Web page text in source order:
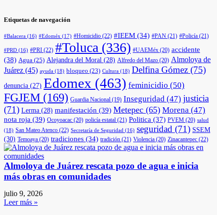
Etiquetas de navegación
#Balacera (16) #Edoméx (17) #Homicidio (22) #IEEM (34) #PAN (21) #Policía (21)
#PRD (16) #PRI (22) #Toluca (336) #UAEMéx (20) accidente
(38) Agua (25) Alejandra del Moral (28) Alfredo del Mazo (20) Almoloya de
Juárez (45) ayuda (18) bloqueo (23) Cultura (18) Delfina Gómez (75)
denuncia (27) Edomex (463) feminicidio (50)
FGJEM (169) Guardia Nacional (19) Inseguridad (47) justicia
(71) Lerma (28) manifestación (39) Metepec (65) Morena (47)
nota roja (39) Ocoyoacac (20) policía estatal (21) Politica (37) PVEM (20) salud
(18) San Mateo Atenco (22) Secretaría de Seguridad (16) seguridad (71) SSEM
(30) Temoaya (20) tradiciones (34) tradición (21) Violencia (20) Zinacantepec (22)
Almoloya de Juárez rescata pozo de agua e inicia
más obras en comunidades
julio 9, 2026
Leer más »